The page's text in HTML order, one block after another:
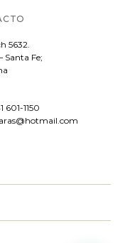
5632.
Santa Fe;
601-1150